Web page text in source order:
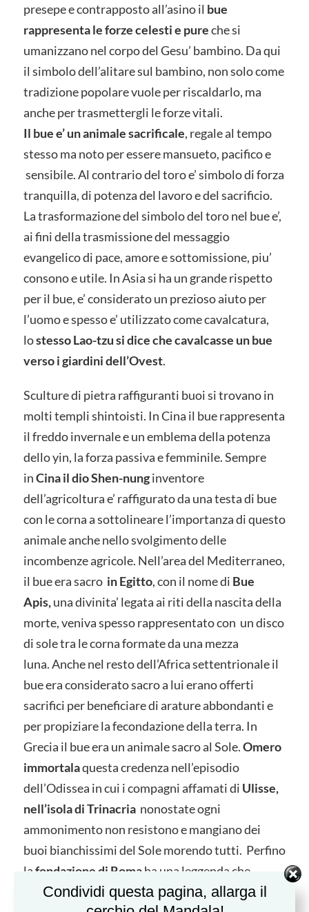
presepe e contrapposto all’asino il bue
rappresenta le forze celesti e pureche si
umanizzano nel corpo del Gesu’ bambino. Da qui
il simbolo dell’alitare sul bambino, non solo come
tradizione popolare vuole per riscaldarlo, ma
anche per trasmettergli le forze vitali.
Il bue e’ un animale sacrificale, regale al tempo
stesso ma noto per essere mansueto, pacifico e
sensibile. Al contrario del toro e’ simbolo di forza
tranquilla, di potenza del lavoro e del sacrificio.
La trasformazione del simbolo del toro nel bue e’,
ai fini della trasmissione del messaggio
evangelico di pace, amore e sottomissione, piu’
consono e utile. In Asia si ha un grande rispetto
per il bue, e’ considerato un prezioso aiuto per
l’uomo e spesso e’ utilizzato come cavalcatura,
lostesso Lao-tzu si dice che cavalcasse un bue
verso i giardini dell’Ovest.
Sculture di pietra raffiguranti buoi si trovano in
molti templi shintoisti. In Cina il bue rappresenta
il freddo invernale e un emblema della potenza
dello yin, la forza passiva e femminile. Sempre
inCina il dio Shen-nunginventore
dell’agricoltura e’ raffigurato da una testa di bue
con le corna a sottolineare l’importanza di questo
animale anche nello svolgimento delle
incombenze agricole. Nell’area del Mediterraneo,
il bue era sacro in Egitto, con il nome di Bue
Apis,una divinita’ legata ai riti della nascita della
morte, veniva spesso rappresentato con un disco
di sole tra le corna formate da una mezza
luna. Anche nel resto dell’Africa settentrionale il
bue era considerato sacro a lui erano offerti
sacrifici per beneficiare di arature abbondanti e
per propiziare la fecondazione della terra. In
Grecia il bue era un animale sacro al Sole.Omero
immortalaquesta credenza nell’episodio
dell’Odissea in cui i compagni affamati di Ulisse,
nell’isola di Trinacrianonostate ogni
ammonimento non resistono e mangiano dei
buoi bianchissimi del Sole morendo tutti. Perfino
lafondazione di Romaha una leggenda che
rimanda al bue. Si narra che Romolo avrebbe
Condividi questa pagina, allarga il